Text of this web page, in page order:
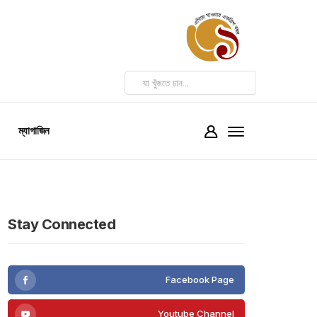
ম্যাগাজিন
Stay Connected
Facebook Page
Youtube Channel